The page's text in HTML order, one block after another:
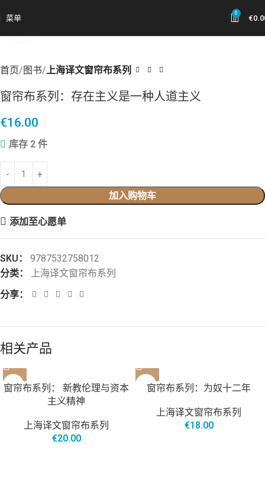
菜单
0
€
首页 图书 上海译文窗帘布系列
窗帘布系列：存在主义是一种人道主义
€16.00
库存 2 件
加入购物车
添加至心愿单
SKU： 9787532758012
分类：
上海译文窗帘布系列
分享：
相关产品
窗帘布系列： 新教伦理与资本
主义精神
上海译文窗帘布系列
€20.00
窗帘布系列：为奴十二年
上海译文窗帘布系列
€18.00